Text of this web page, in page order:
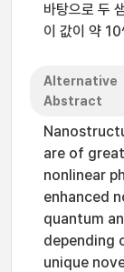
바탕으로 두
이 값이 약
Alternative
Abstract
are of
nonlinear
enhanced
quantum
depending
unique